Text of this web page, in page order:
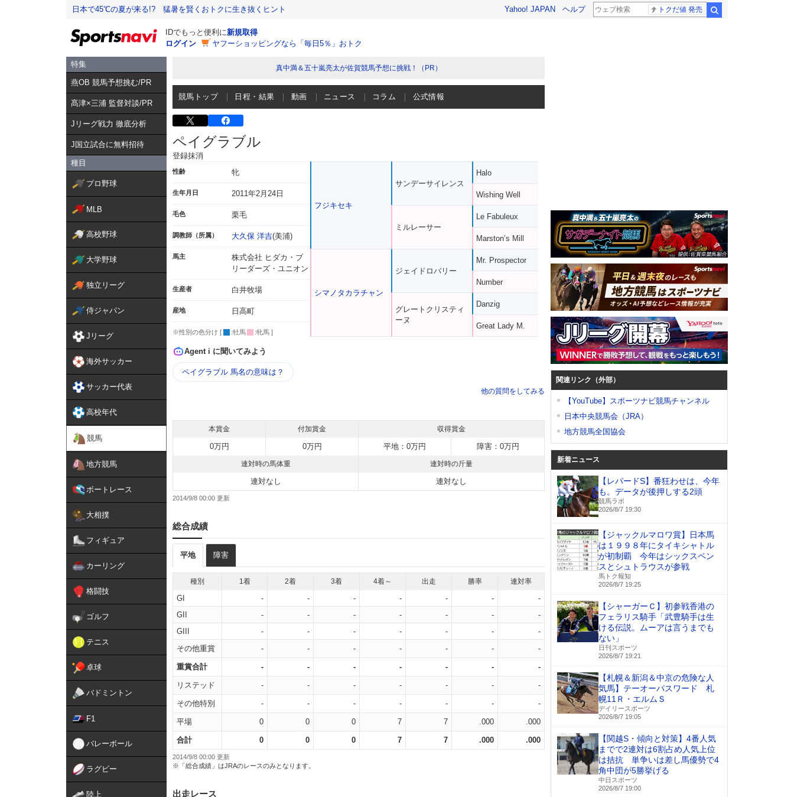
日本で45℃の夏が来る!? 猛暑を賢くおトクに生き抜くヒント Yahoo! JAPAN ヘルプ トクだ値 発売
IDでもっと便利に新規取得
ログイン
ヤフーショッピングなら「毎日5％」おトク
特集
燕OB 競馬予想挑む/PR
髙津×三浦 監督対談/PR
Jリーグ戦力 徹底分析
J国立試合に無料招待
種目
プロ野球
MLB
高校野球
大学野球
独立リーグ
侍ジャパン
Jリーグ
海外サッカー
サッカー代表
高校年代
競馬
地方競馬
ボートレース
大相撲
フィギュア
カーリング
格闘技
ゴルフ
テニス
卓球
バドミントン
F1
バレーボール
ラグビー
陸上
真中満＆五十嵐亮太が佐賀競馬予想に挑戦！（PR）
競馬トップ 日程・結果 動画 ニュース コラム 公式情報
ペイグラブル
登録抹消
性齢 牝
生年月日 2011年2月24日
毛色 栗毛
調教師（所属） 大久保 洋吉(美浦)
馬主
株式会社 ヒダカ・ブ
リーダーズ・ユニオン
生産者 白井牧場
産地 日高町
※性別の色分け [ :牡馬 :牝馬 ]
フジキセキ
シマノタカラチャン
サンデーサイレンス
ミルレーサー
ジェイドロバリー
グレートクリスティ
ーヌ
Halo
Wishing Well
Le Fabuleux
Marston’s Mill
Mr. Prospector
Number
Danzig
Great Lady M.
Agent i に聞いてみよう
ペイグラブル 馬名の意味は？
他の質問をしてみる
本賞金 付加賞金 収得賞金
0万円 0万円 平地：0万円 障害：0万円
連対時の馬体重 連対時の斤量
連対なし 連対なし
2014/9/8 00:00
総合成績
平地 障害
種別 1着 2着 3着 4着～ 出走 勝率 連対率
GI - - - - - -
-
GII
- - - - - -
-
GIII
- - - - - -
-
その他重賞
- - - - - - -
重賞合計 - - - - - - -
リステッド - - - - - - -
その他特別 - - - - - - -
平場 0 0 0 7 7 .000 .000
合計 0 0 0 7 7 .000 .000
2014/9/8 00:00 更新
※「総合成績」はJRAのレースのみとなります。
出走レース
関連リンク（外部）
【YouTube】スポーツナビ競馬チャンネル
日本中央競馬会（JRA）
地方競馬全国協会
新着ニュース
【レパードS】番狂わせは、今年
も。データが後押しする2頭
競馬ラボ
2026/8/7 19:30
【ジャックルマロワ賞】日本馬
は１９９８年にタイキシャトル
が初制覇 今年はシックスペン
スとシュトラウスが参戦
馬トク報知
2026/8/7 19:25
【シャーガーＣ】初参戦香港の
フェラリス騎手「武豊騎手は生
ける伝説。ムーアは言うまでも
ない」
日刊スポーツ
2026/8/7 19:21
【札幌＆新潟＆中京の危険な人
気馬】テーオーパスワード 札
幌11Ｒ・エルムＳ
デイリースポーツ
2026/8/7 19:05
【関越S・傾向と対策】4番人気
までで2連対は6割占め人気上位
は拮抗 単争いは差し馬優勢で4
角中団が5勝挙げる
中日スポーツ
2026/8/7 19:00